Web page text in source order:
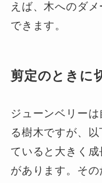
えば、木へのダ
できます。
剪定のときに
ジューンベリー
る樹木ですが、
ていると大きく成
があります。そ